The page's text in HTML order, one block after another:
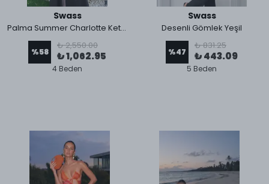
Swass
Palma Summer Charlotte Keten Gömlek Siyah
%58
₺ 2,550.00
₺ 1,062.95
4 Beden
Swass
Desenli Gömlek Yeşil
%47
₺ 831.25
₺ 443.09
5 Beden